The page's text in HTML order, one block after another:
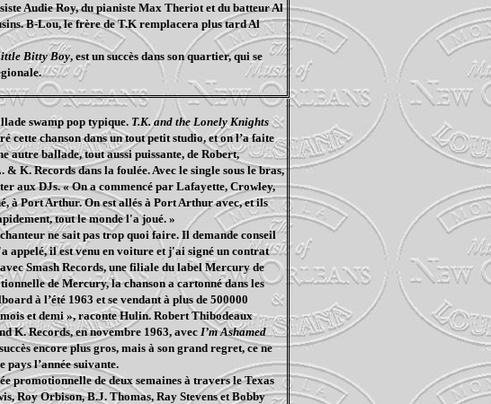
Audie Roy, du pianiste Max Theriot et du batteur Al
B-Lou, le frère de T.K remplacera plus tard Al
Bitty Boy, est un succès dans son quartier, qui se
swamp pop typique. T.K. and the Lonely Knights
cette chanson dans un tout petit studio, et on l’a faite
autre ballade, tout aussi puissante, de Robert,
K. Records dans la foulée. Avec le single sous le bras,
aux DJs. « On a commencé par Lafayette, Crowley,
à Port Arthur. On est allés à Port Arthur avec, et ils
tout le monde l'a joué. »
ne sait pas trop quoi faire. Il demande conseil
appelé, il est venu en voiture et j'ai signé un contrat
Smash Records, une filiale du label Mercury de
de Mercury, la chanson a cartonné dans les
à l’été 1963 et se vendant à plus de 500000
et demi », raconte Hulin. Robert Thibodeaux
K. Records, en novembre 1963, avecI’m Ashamed
encore plus gros, mais à son grand regret, ce ne
pays l’année suivante.
promotionnelle de deux semaines à travers le Texas
Roy Orbison, B.J. Thomas, Ray Stevens et Bobby